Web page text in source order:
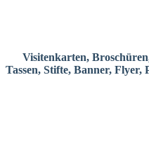
Visitenkarten,
Tassen, Stifte, Banner, Flyer,